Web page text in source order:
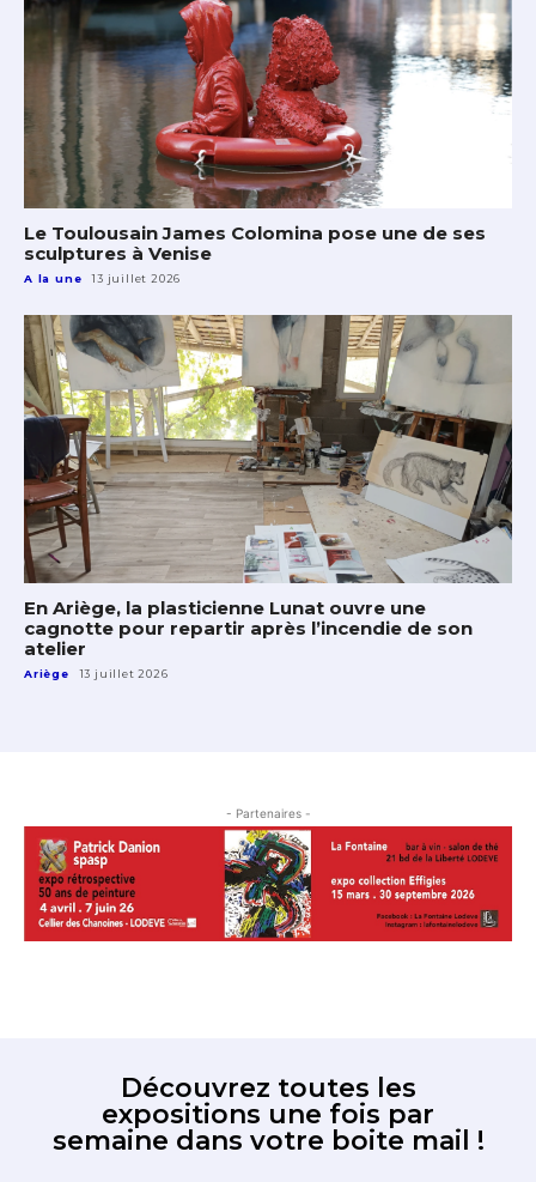
Le Toulousain James Colomina pose une de ses
sculptures à Venise
A la une 13 juillet 2026
En Ariège, la plasticienne Lunat ouvre une
cagnotte pour repartir après l’incendie de son
atelier
Ariège 13 juillet 2026
- Partenaires -
Découvrez toutes les
expositions une fois par
semaine dans votre boite mail !